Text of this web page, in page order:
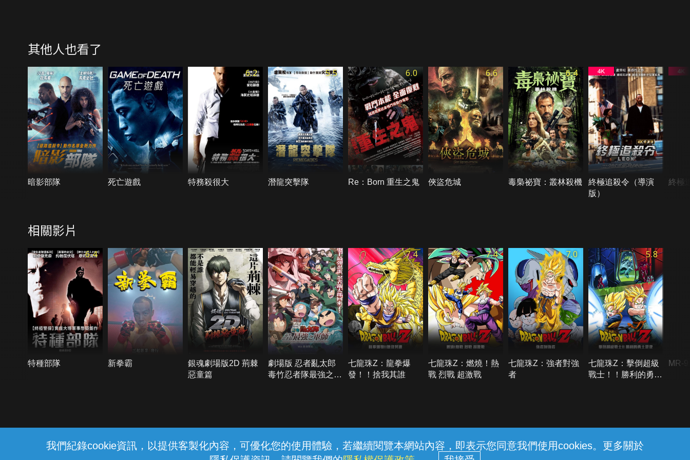
我們紀錄cookie資訊，以提供客製化內容，可優化您的使用體驗，若繼續閱覽本網站內容，即表示您同意我們使用cookies。更多關於
其他人也看了
暗影部隊 死亡遊戲
6.2
特務殺很大
5.5
潛龍突擊隊
6.0
Re：Born 重生之鬼
6.6
俠盜危城
6.4
毒梟祕寶：叢林殺機
終極追殺令（導演
版）
終極
相關影片
6.4
特種部隊 新拳霸
銀魂劇場版2D 荊棘
惡童篇
劇場版 忍者亂太郎
毒竹忍者隊最強之軍
7.4
七龍珠Z：龍拳爆
發！！捨我其誰
7.4
七龍珠Z：燃燒！熱
戰 烈戰 超激戰
7.0
七龍珠Z：強者對強
者
5.8
七龍珠Z：擊倒超級
戰士！！勝利的勇士
MR-
線上客服 服務條款 隱私權保護